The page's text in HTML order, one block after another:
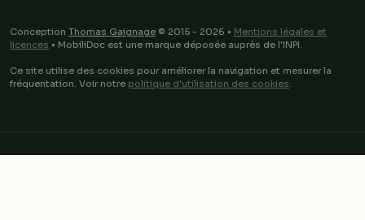
Conception Thomas Gaignage © 2015 - 2026 • Mentions légales et
licences • MobiliDoc est une marque déposée auprès de l'INPI.
Ce site utilise des cookies pour améliorer la navigation et mesurer la
fréquentation. Voir notre politique d'utilisation des cookies.